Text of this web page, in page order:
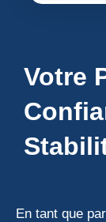
Votre
En tant que